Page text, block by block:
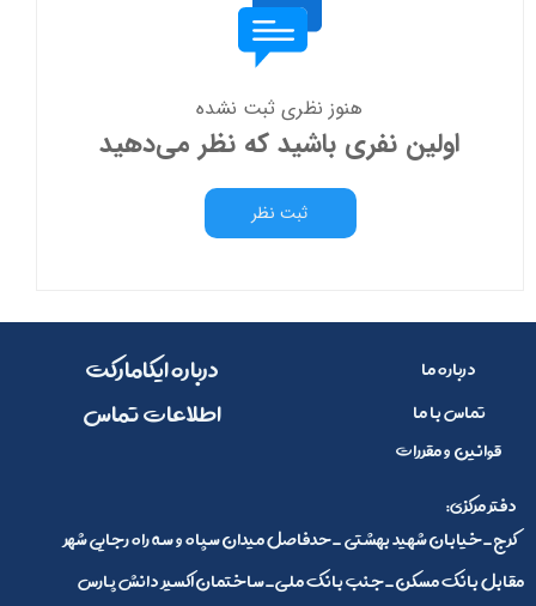
هنوز نظری ثبت نشده
اولین نفری باشید که نظر می‌دهید
ثبت نظر
درباره ما
تماس با ما
قوانین و مقررات
​​درباره ایکامارکت
​اطلاعات تماس
کرج_خیابان شهید بهشتی _حدفاصل میدان سپاه و سه راه رجایی شهر
مقابل بانک مسکن_جنب بانک ملی_ساختمان اکسیر دانش پارس
:دفتر مرکزی